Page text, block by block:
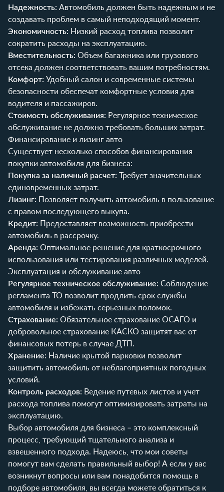
Надежность: Автомобиль должен быть надежным и не
создавать проблем в самый неподходящий момент.
Экономичность: Низкий расход топлива позволит
сократить расходы на эксплуатацию.
Вместительность: Объем багажника или грузового
отсека должен соответствовать вашим потребностям.
Комфорт: Удобный салон и современные системы
безопасности обеспечат комфортные условия для
водителя и пассажиров.
Стоимость обслуживания: Регулярное техническое
обслуживание не должно требовать больших затрат.
Финансирование и лизинг авто
Существует несколько способов финансирования
покупки автомобиля для бизнеса:
Покупка за наличный расчет: Требует значительных
единовременных затрат.
Лизинг: Позволяет получить автомобиль в пользование
с правом последующего выкупа.
Кредит: Предоставляет возможность приобрести
автомобиль в рассрочку.
Аренда: Оптимальное решение для краткосрочного
использования или тестирования различных моделей.
Эксплуатация и обслуживание авто
Регулярное техническое обслуживание: Соблюдение
регламента ТО позволит продлить срок службы
автомобиля и избежать серьезных поломок.
Страхование: Обязательное страхование ОСАГО и
добровольное страхование КАСКО защитят вас от
финансовых потерь в случае ДТП.
Хранение: Наличие крытой парковки позволит
защитить автомобиль от неблагоприятных погодных
условий.
Контроль расходов: Ведение путевых листов и учет
расхода топлива помогут оптимизировать затраты на
эксплуатацию.
Выбор автомобиля для бизнеса – это комплексный
процесс, требующий тщательного анализа и
взвешенного подхода. Надеюсь, что мои советы
помогут вам сделать правильный выбор! А если у вас
возникнут вопросы или вам понадобится помощь в
подборе автомобиля, вы всегда можете обратиться к